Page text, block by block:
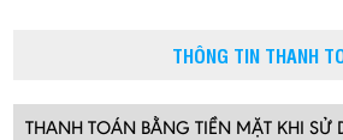
THÔNG TIN THANH
THANH TOÁN BẰNG TIỀN MẶT KHI SỬ